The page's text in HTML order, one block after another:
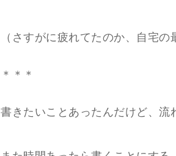
（さすがに疲れてたのか、自宅の
＊＊＊
書きたいことあったんだけど、流